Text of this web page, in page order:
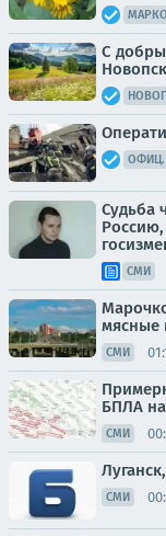
С
ОФИЦ.
Судьба
СМИ
мясные
СМИ
БПЛА
СМИ
СМИ